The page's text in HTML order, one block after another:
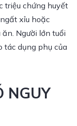
triệu chứng huyết
xỉu hoặc
Người lớn tuổi
tác dụng phụ của
NGUY